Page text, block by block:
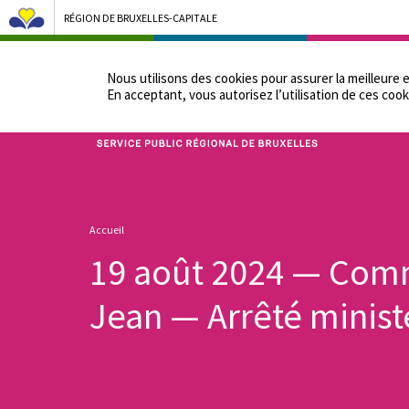
Nous utilisons des cookies pour assurer la meilleure
En acceptant, vous autorisez lʼutilisation de ces
RÉGION DE BRUXELLES-CAPITALE
Bruxelles Pouvoirs Locaux - Aller à la page d'accueil
NOTRE
Fil
d'Ariane
Accueil
19 août 2024 —
Jean — Arrêté